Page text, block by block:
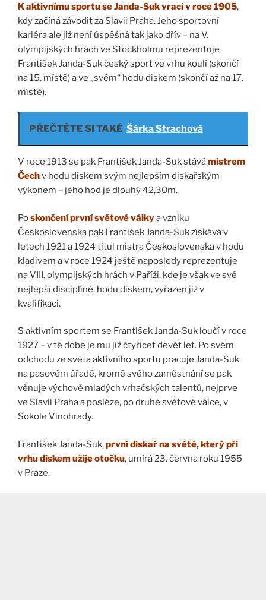
K aktivnímu sportu se Janda-Suk vrací v roce 1905,
kdy začíná závodit za Slavii Praha. Jeho sportovní
kariéra ale již není úspěšná tak jako dřív – na V.
olympijských hrách ve Stockholmu reprezentuje
František Janda-Suk český sport ve vrhu koulí (skončí
na 15. místě) a ve „svém“ hodu diskem (skončí až na 17.
místě).
PŘEČTĚTE SI TAKÉ Šárka Strachová
V roce 1913 se pak František Janda-Suk stávámistrem
Čechv hodu diskem svým nejlepším diskařským
výkonem – jeho hod je dlouhý 42,30m.
Poskončení první světové válkya vzniku
Československa pak František Janda-Suk získává v
letech 1921 a 1924 titul mistra Československa v hodu
kladivem a v roce 1924 ještě naposledy reprezentuje
na VIII. olympijských hrách v Paříži, kde je však ve své
nejlepší disciplíně, hodu diskem, vyřazen již v
kvalifikaci.
S aktivním sportem se František Janda-Suk loučí v roce
1927 – v té době je mu již čtyřicet devět let. Po svém
odchodu ze světa aktivního sportu pracuje Janda-Suk
na pasovém úřadě, kromě svého zaměstnání se pak
věnuje výchově mladých vrhačských talentů, nejprve
ve Slavii Praha a posléze, po druhé světové válce, v
Sokole Vinohrady.
František Janda-Suk,první diskař na světě, který při
vrhu diskem užije otočku, umírá 23. června roku 1955
v Praze.